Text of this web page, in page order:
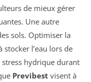
de mieux gérer
Une autre
sols. Optimiser la
l’eau lors de
hydrique durant
Previbest visent à